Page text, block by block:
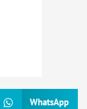
WhatsApp